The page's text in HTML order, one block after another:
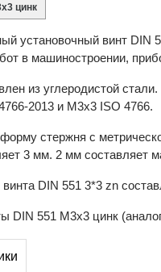
цинк
установочный винт
в машиностроении,
из углеродистой
2013 и М3х3 ISO 4766.
стержня с
3 мм. 2 мм составляет
DIN 551 3*3 zn
DIN 551 М3x3 цинк